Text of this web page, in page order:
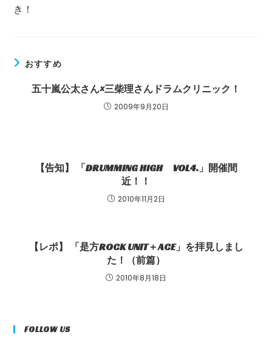
き！
おすすめ
五十嵐公太さん×三柴理さんドラムクリニック！
2009年9月20日
【告知】 「DRUMMING HIGH VOL4.」開催間
近！！
2010年11月2日
【レポ】 「是方ROCK UNIT＋ACE」を拝見しまし
た！（前篇）
2010年8月18日
FOLLOW US